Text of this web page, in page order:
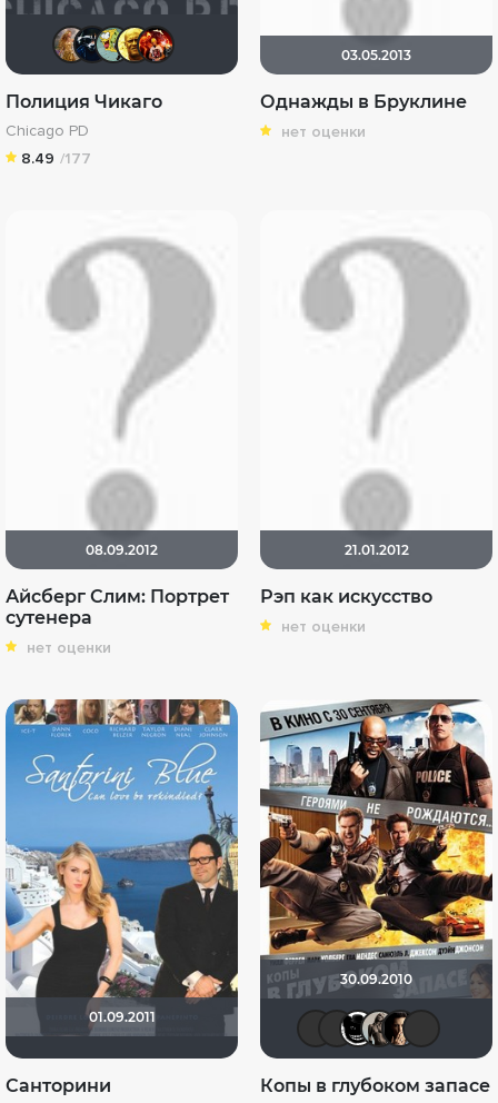
J.CooperPrimeTimeSan13Don
Александр Александрович
Полиция Чикаго
Chicago PD
8.49 /177
03.05.2013
Однажды в Бруклине
нет оценки
08.09.2012
Айсберг Слим: Портрет
сутенера
нет оценки
21.01.2012
Рэп как искусство
нет оценки
01.09.2011
Санторини
30.09.2010
Макс Бро
Копы в глубоком запасе